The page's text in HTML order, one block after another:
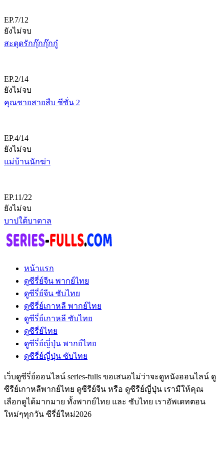
EP.7/12
ยังไม่จบ
สะดุดรักกุ๊กกุ๊กกู๋
EP.2/14
ยังไม่จบ
คุณชายสายสืบ ซีซั่น 2
EP.4/14
ยังไม่จบ
แม่บ้านนักฆ่า
EP.11/22
ยังไม่จบ
บาปใต้บาดาล
หน้าแรก
ดูซีรี่ย์จีน พากย์ไทย
ดูซีรี่ย์จีน ซับไทย
ดูซีรี่ย์เกาหลี พากย์ไทย
ดูซีรี่ย์เกาหลี ซับไทย
ดูซีรี่ย์ไทย
ดูซีรี่ย์ญี่ปุ่น พากย์ไทย
ดูซีรี่ย์ญี่ปุ่น ซับไทย
เว็บดูซีรี่ย์ออนไลน์ series-fulls ขอเสนอไม่ว่าจะดูหนังออนไลน์ ดู
ซีรีย์เกาหลีพากย์ไทย ดูซีรีย์จีน หรือ ดูซีรีย์ญี่ปุ่น เรามีให้คุณ
เลือกดูได้มากมาย ทั้งพากย์ไทย และ ซับไทย เราอัพเดทตอน
ใหม่ๆทุกวัน ซีรี่ย์ใหม่2026